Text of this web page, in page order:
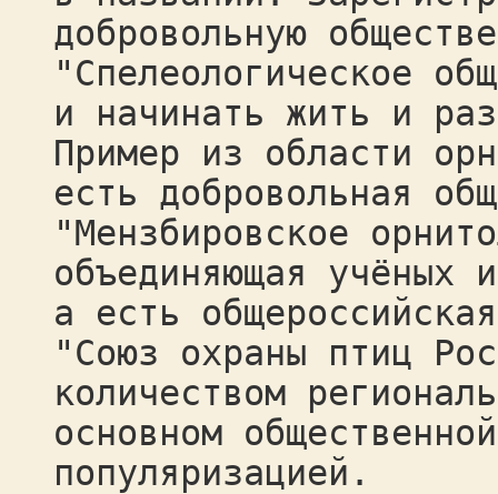
добровольную
"Спелеологическое
и начинать жить и
Пример из области
есть добровольная
"Мензбировское
объединяющая учёных
а есть
"Союз охраны птиц
количеством
основном
популяризацией.